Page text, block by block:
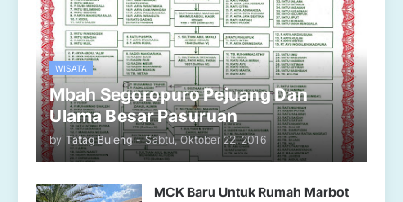
WISATA
Mbah Segoropuro Pejuang Dan
Ulama Besar Pasuruan
by Tatag Buleng - Sabtu, Oktober 22, 2016
MCK Baru Untuk Rumah Marbot